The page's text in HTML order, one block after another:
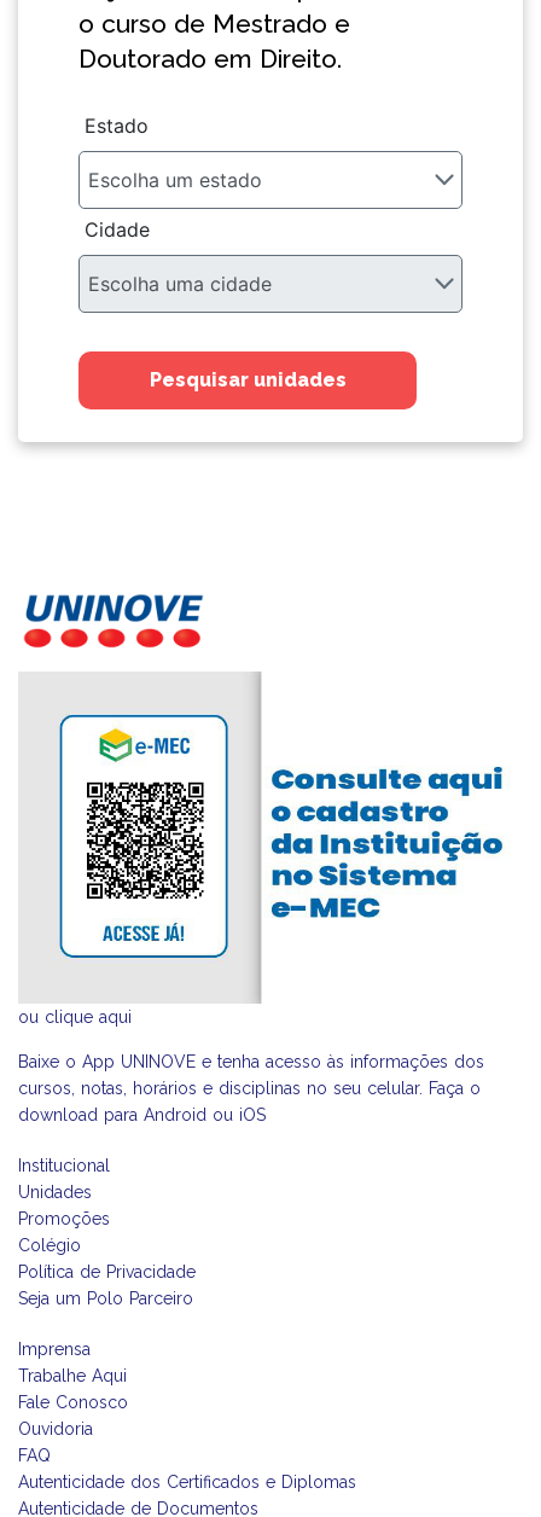
o curso de Mestrado e
Doutorado em Direito.
Estado
Cidade
Pesquisar unidades
ou clique aqui
Baixe o App UNINOVE e tenha acesso às informações dos
cursos, notas, horários e disciplinas no seu celular. Faça o
download para Android ou iOS
Institucional
Unidades
Promoções
Colégio
Política de Privacidade
Seja um Polo Parceiro
Imprensa
Trabalhe Aqui
Fale Conosco
Ouvidoria
FAQ
Autenticidade dos Certificados e Diplomas
Autenticidade de Documentos